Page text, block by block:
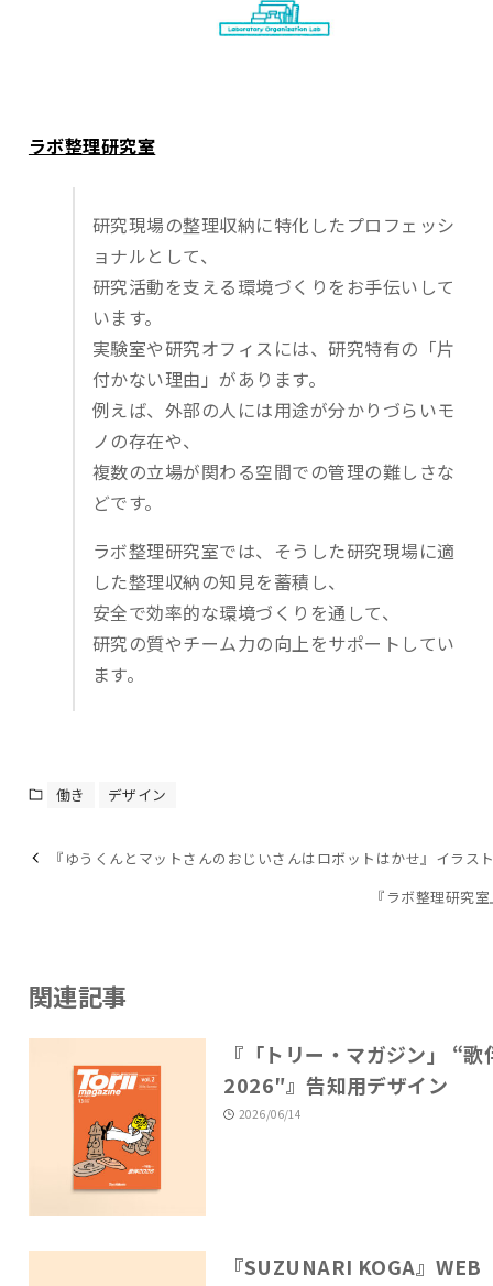
ラボ整理研究室
研究現場の整理収納に特化したプロフェッシ
ョナルとして、
研究活動を支える環境づくりをお手伝いして
います。
実験室や研究オフィスには、研究特有の「片
付かない理由」があります。
例えば、外部の人には用途が分かりづらいモ
ノの存在や、
複数の立場が関わる空間での管理の難しさな
どです。
ラボ整理研究室では、そうした研究現場に適
した整理収納の知見を蓄積し、
安全で効率的な環境づくりを通して、
研究の質やチーム力の向上をサポートしてい
ます。
働き デザイン
『ゆうくんとマットさんのおじいさんはロボットはかせ』イラス
『ラボ整理研究
関連記事
『「トリー・マガジン」 “歌
2026″』告知用デザイン
2026/06/14
『SUZUNARI KOGA』WEB